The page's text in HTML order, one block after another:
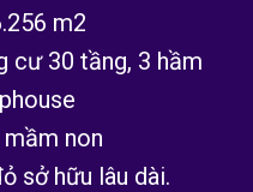
m2
cư 30 tầng, 3 hầm
non
sở hữu lâu dài.